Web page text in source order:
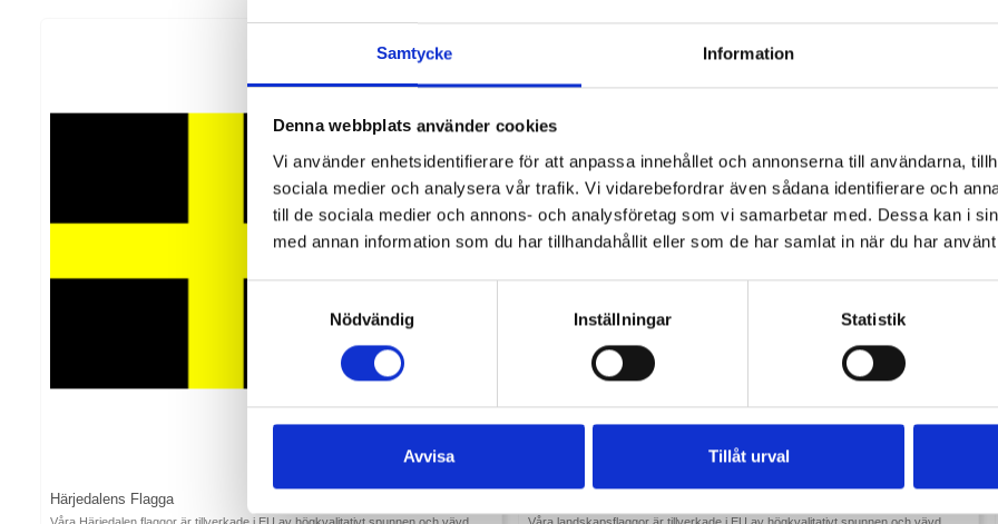
Samtycke Information
Denna webbplats använder cookies
Vi använder enhetsidentifierare för att anpassa innehållet och annonserna till användarna,
sociala medier och analysera vår trafik. Vi vidarebefordrar även sådana identifierare och
till de sociala medier och annons- och analysföretag som vi samarbetar med. Dessa kan i
med annan information som du har tillhandahållit eller som de har samlat in när du har
Nödvändig
Inställningar Statistik
Avvisa Tillåt urval
Härjedalens Flagga